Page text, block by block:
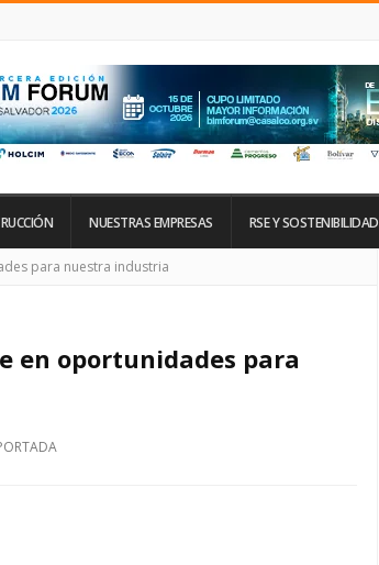
NUESTRAS EMPRESAS RSE Y SOSTENIBILIDAD
para nuestra industria
en oportunidades para